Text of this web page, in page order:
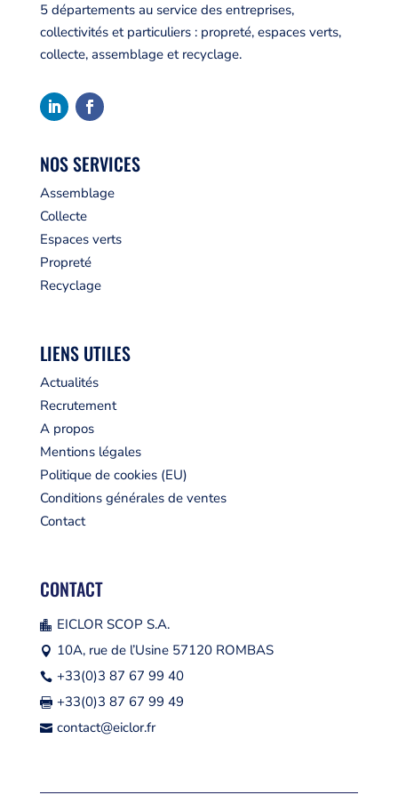
5 départements au service des entreprises,
collectivités et particuliers : propreté, espaces verts,
collecte, assemblage et recyclage.
NOS SERVICES
Assemblage
Collecte
Espaces verts
Propreté
Recyclage
LIENS UTILES
Actualités
Recrutement
A propos
Mentions légales
Politique de cookies (EU)
Conditions générales de ventes
Contact
CONTACT
 EICLOR SCOP S.A.
 10A, rue de l’Usine 57120 ROMBAS
 +33(0)3 87 67 99 40
 +33(0)3 87 67 99 49
 contact@eiclor.fr